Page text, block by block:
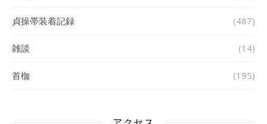
貞操帯装着記録 (487)
雑談 (14)
首枷 (195)